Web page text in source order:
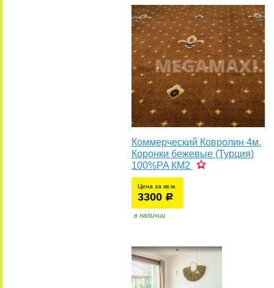
Коммерческий Ковролин 4м.
Коронки бежевые (Турция)
100%PA КМ2
Цена за кв.м.
3300 р
в наличии